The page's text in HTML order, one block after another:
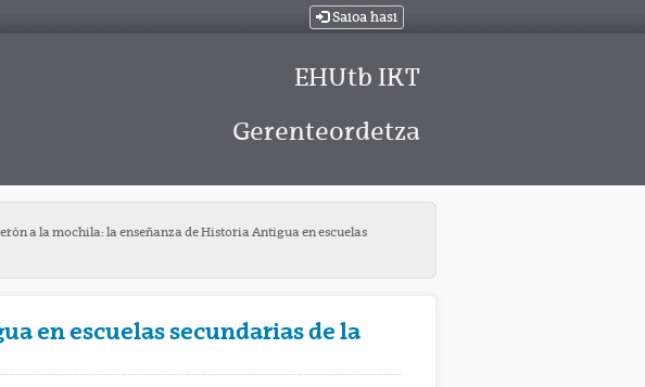
Saioa hasi
EHUtb IKT
Gerenteordetza
a la mochila: la enseñanza de Historia Antigua en escuelas
en escuelas secundarias de la